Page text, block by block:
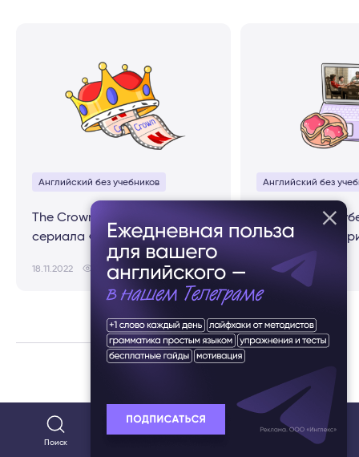
Английский без учебников
The Crown: 20 цитат из
сериала «Корона»
18.11.2022 13570
Английский без
16 лучших
комедийных
22.03.2019
Поиск Разделы